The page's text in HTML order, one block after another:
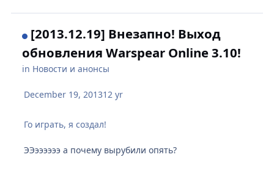
[2013.12.19] Внезапно! Выход
обновления Warspear Online 3.10!
in Новости и анонсы
December 19, 201312 yr
Го играть, я создал!
ЭЭээээээ а почему вырубили опять?